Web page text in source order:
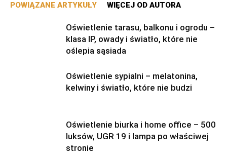
POWIĄZANE ARTYKUŁY WIĘCEJ OD AUTORA
Oświetlenie tarasu, balkonu i ogrodu –
klasa IP, owady i światło, które nie
oślepia sąsiada
Oświetlenie sypialni – melatonina,
kelwiny i światło, które nie budzi
Oświetlenie biurka i home office – 500
luksów, UGR 19 i lampa po właściwej
stronie